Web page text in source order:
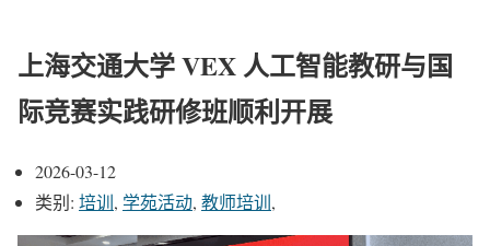
上海交通大学 VEX 人工智能教研与国
际竞赛实践研修班顺利开展
2026-03-12
类别: 培训, 学苑活动, 教师培训,